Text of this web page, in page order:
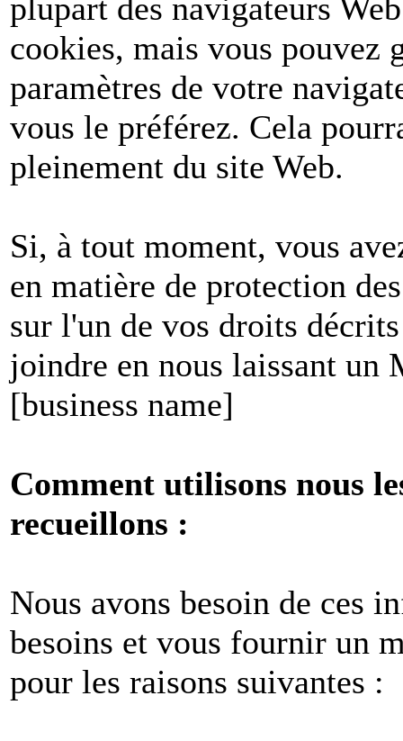
plupart des navigateurs
cookies, mais vous pouvez
paramètres de votre
vous le préférez. Cela
pleinement du site Web.
Si, à tout moment, vous
en matière de protection
sur l'un de vos droits
joindre en nous laissant un
[business name]
Comment utilisons nous
recueillons :
Nous avons besoin de ces
besoins et vous fournir un
pour les raisons suivantes :